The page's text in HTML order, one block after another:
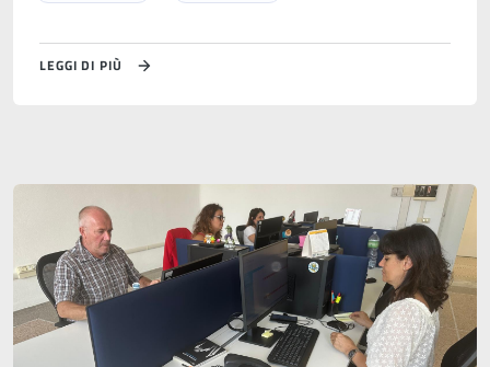
LEGGI DI PIÙ